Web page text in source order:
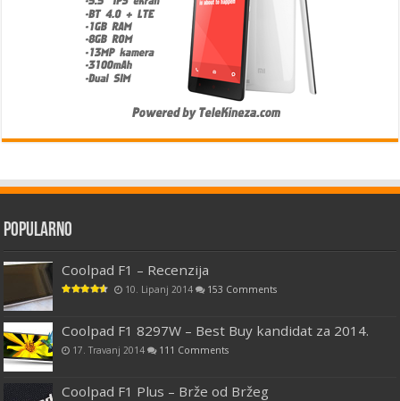
Popularno
Coolpad F1 – Recenzija
10. Lipanj 2014 153 Comments
Coolpad F1 8297W – Best Buy kandidat za 2014.
17. Travanj 2014 111 Comments
Coolpad F1 Plus – Brže od Bržeg